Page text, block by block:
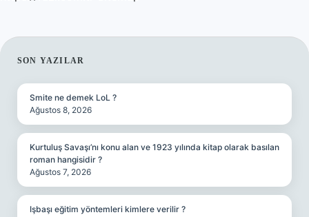
SIDEBAR
SON YAZILAR
Smite ne demek LoL ?
Ağustos 8, 2026
Kurtuluş Savaşı’nı konu alan ve 1923 yılında kitap olarak basılan
roman hangisidir ?
Ağustos 7, 2026
Işbaşı eğitim yöntemleri kimlere verilir ?